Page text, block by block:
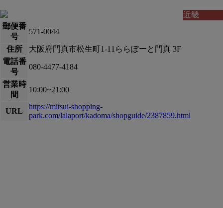
近畿
郵便番
号
571-0044
住所
大阪府門真市松生町1-11ららぽーと門真 3F
電話番
号
080-4477-4184
営業時
間
10:00~21:00
URL
https://mitsui-shopping-
park.com/lalaport/kadoma/shopguide/2387859.html